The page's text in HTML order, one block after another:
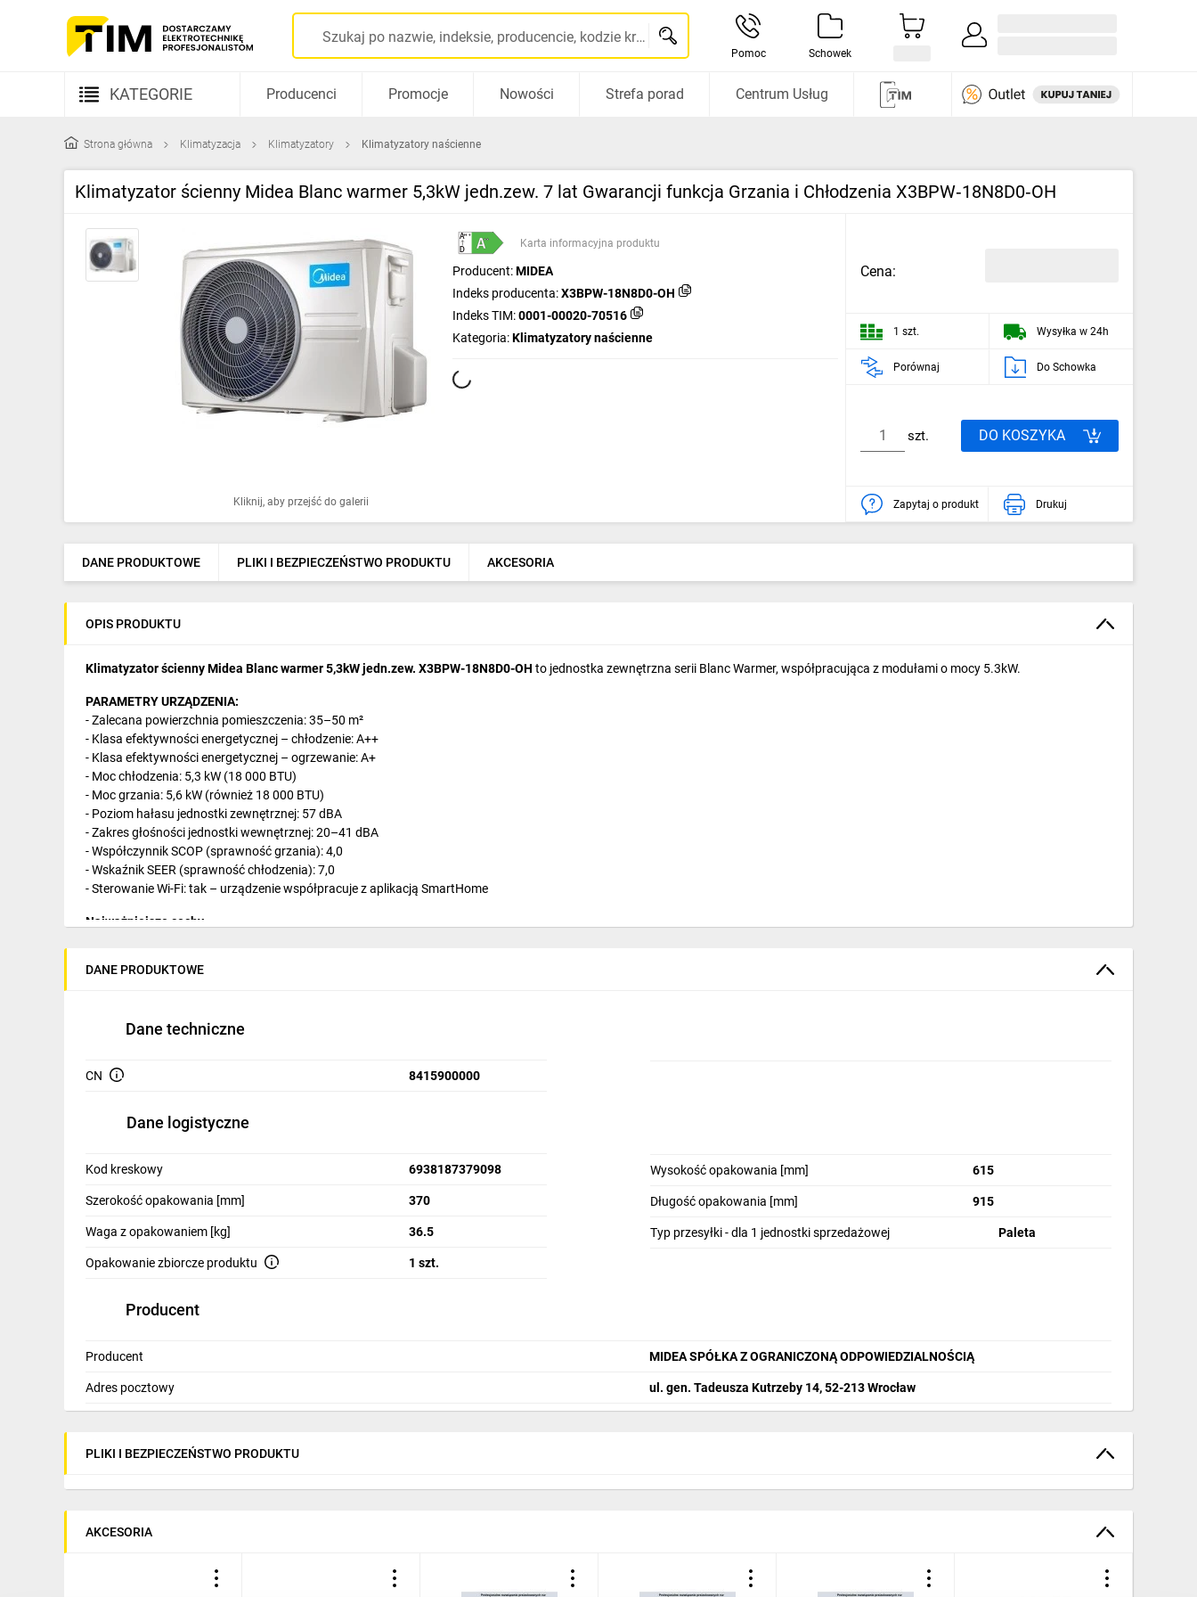
Szukaj po nazwie, indeksie, producencie, kodzie kreskowym...
Pomoc Schowek
KATEGORIE
Kable i przewody
Rozdzielnice i obudowy
Elementy prowadzenia kabli
Fotowoltaika
Ogrzewanie
Elektronarzędzia i mierniki
Napędy elektryczne
Pneumatyka
Dom i ogród
Klimatyzacja
IT, GSM
Odzież ochronna i BHP
Inne
Budowa i Remont
Elektromobilność
Wentylacja i rekuperacja
Producenci Promocje Nowości Strefa porad Centrum Usług
Strona główna Klimatyzacja Klimatyzatory Klimatyzatory naścienne
Klimatyzator ścienny Midea Blanc warmer 5,3kW jedn.zew. 7 lat Gwarancji funkcja Grzania i Chłodzenia X3BPW‑18N8D0‑OH
Kliknij, aby przejść do galerii
++
++
D
A+++
Karta informacyjna produktu
Producent:MIDEA
Indeks producenta:X3BPW-18N8D0-OH
Indeks TIM:0001-00020-70516
Kategoria:Klimatyzatory naścienne
Cena:
1 szt. Wysyłka w 24h
Porównaj Do Schowka
szt. DO KOSZYKA
Zapytaj o produkt Drukuj
DANE PRODUKTOWE PLIKI I BEZPIECZEŃSTWO PRODUKTU AKCESORIA
OPIS PRODUKTU
Klimatyzator ścienny Midea Blanc warmer 5,3kW jedn.zew. X3BPW-18N8D0-OH to jednostka zewnętrzna serii Blanc Warmer, współpracująca z modułami o mocy 5.3kW.
PARAMETRY URZĄDZENIA:
- Zalecana powierzchnia pomieszczenia: 35–50 m²
- Klasa efektywności energetycznej – chłodzenie: A++
- Klasa efektywności energetycznej – ogrzewanie: A+
- Moc chłodzenia: 5,3 kW (18 000 BTU)
- Moc grzania: 5,6 kW (również 18 000 BTU)
- Poziom hałasu jednostki zewnętrznej: 57 dBA
- Zakres głośności jednostki wewnętrznej: 20–41 dBA
- Współczynnik SCOP (sprawność grzania): 4,0
- Wskaźnik SEER (sprawność chłodzenia): 7,0
- Sterowanie Wi-Fi: tak – urządzenie współpracuje z aplikacją SmartHome
Najważniejsze cechy
• Funkcja Active Clean 56°C: dezynfekuje wymiennik, usuwając bakterie i pleśń.
DANE PRODUKTOWE
Dane techniczne
CN 8415900000
Dane logistyczne
Kod kreskowy 6938187379098
Szerokość opakowania [mm] 370
Waga z opakowaniem [kg] 36.5
Opakowanie zbiorcze produktu 1 szt.
Wysokość opakowania [mm] 615
Długość opakowania [mm] 915
Typ przesyłki - dla 1 jednostki sprzedażowej Paleta
Producent
Producent MIDEA SPÓŁKA Z OGRANICZONĄ ODPOWIEDZIALNOŚCIĄ
Adres pocztowy ul. gen. Tadeusza Kutrzeby 14, 52-213 Wrocław
PLIKI I BEZPIECZEŃSTWO PRODUKTU
AKCESORIA